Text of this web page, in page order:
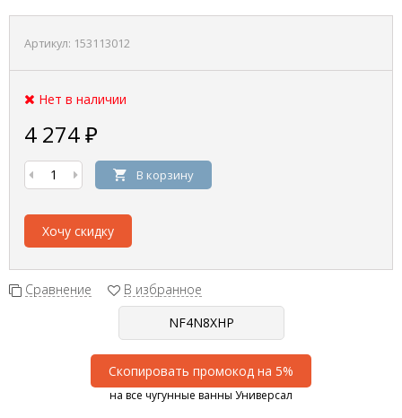
Артикул: 153113012
Нет в наличии
4 274₽
В корзину
Хочу скидку
Сравнение В избранное
Скопировать промокод на 5%
на все чугунные ванны Универсал